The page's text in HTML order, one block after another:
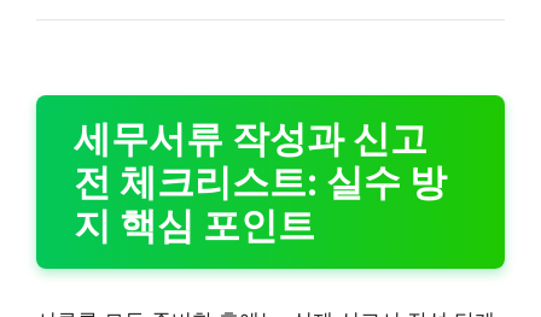
세무서류 작성과 신고
전 체크리스트: 실수 방
지 핵심 포인트